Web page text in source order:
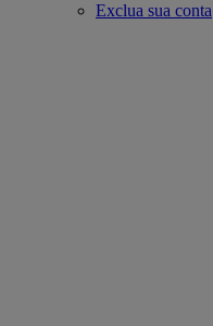
Exclua sua conta